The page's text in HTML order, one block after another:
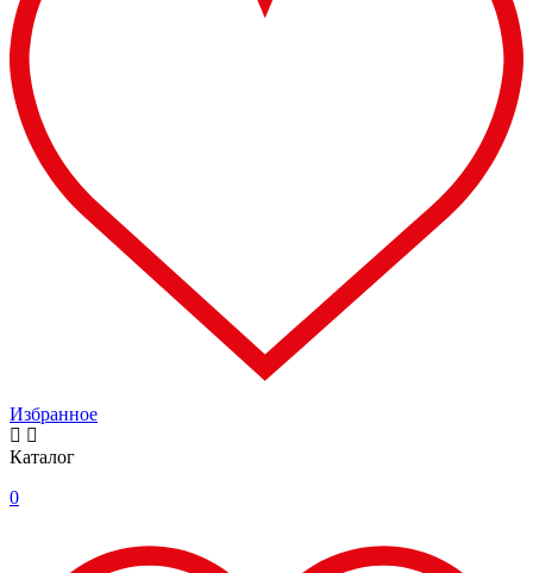
Избранное
Каталог
0